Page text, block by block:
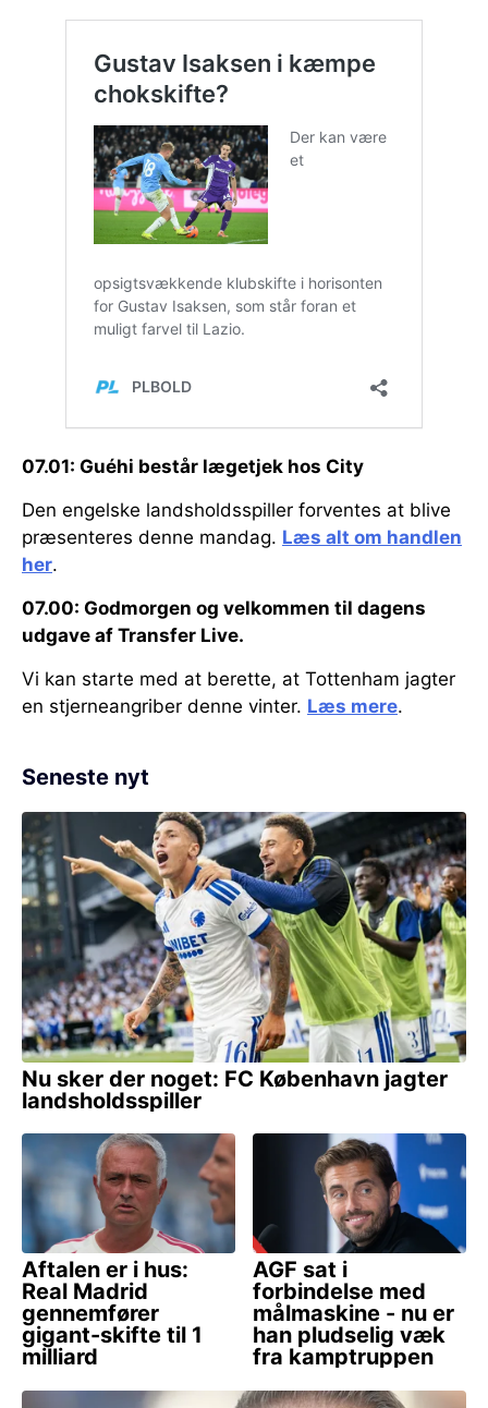
07.01: Guéhi består lægetjek hos City
Den engelske landsholdsspiller forventes at blive
præsenteres denne mandag. Læs alt om handlen
her.
07.00: Godmorgen og velkommen til dagens
udgave af Transfer Live.
Vi kan starte med at berette, at Tottenham jagter
en stjerneangriber denne vinter. Læs mere.
Seneste nyt